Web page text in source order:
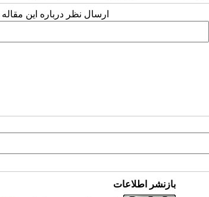
ارسال نظر درباره این
بازنشر اطلاعات